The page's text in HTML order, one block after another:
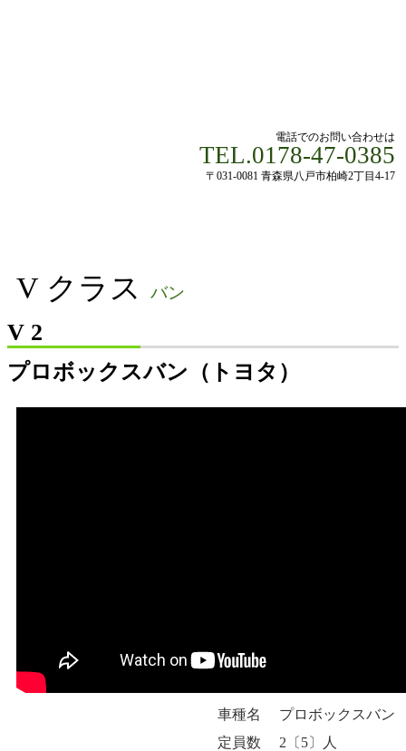
電話でのお問い合わせは
TEL.0178-47-0385
〒031-0081 青森県八戸市柏崎2丁目4-17
V クラス バン
V 2
プロボックスバン（トヨタ）
車種名
プロボックスバン
定員数
2〔5〕人